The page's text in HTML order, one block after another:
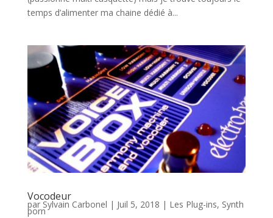
temps d’alimenter ma chaine dédié à...
Vocodeur
par Sylvain Carbonel | Juil 5, 2018 | Les Plug-ins, Synth
porn